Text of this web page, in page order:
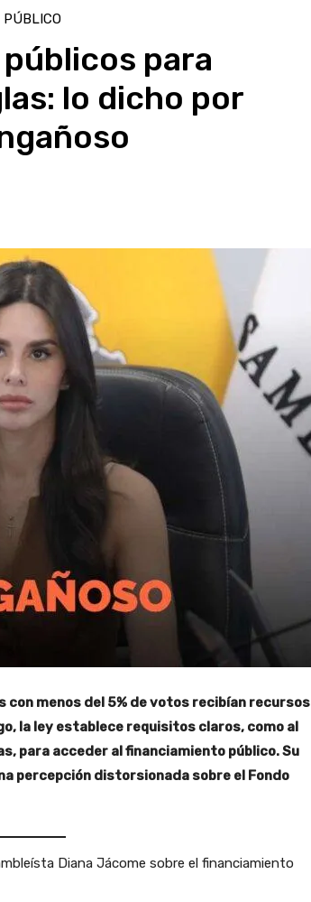
PÚBLICO
para
lo dicho por
con menos del 5% de votos recibían recursos
la ley establece requisitos claros, como al
para acceder al financiamiento público. Su
percepción distorsionada sobre el Fondo
Diana Jácome sobre el financiamiento